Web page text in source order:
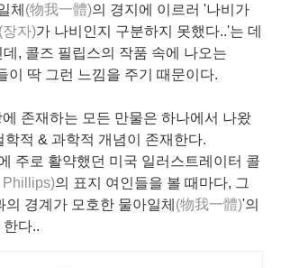
체 (物我一體)의 경지에 이르러 '나비가
(장자)가 나비인지 구분하지 못했다..'는 데
, 콜즈 필립스의 작품 속에 나오는
이 딱 그런 느낌을 주기 때문이다.
존재하는 모든 만물은 하나에서 나왔
학적 & 과학적 개념이 존재한다.
주로 활약했던 미국 일러스트레이터 콜
Phillips)의 표지 여인들을 볼 때마다, 그
의 경계가 모호한 물아일체 (物我一體)'의
다..